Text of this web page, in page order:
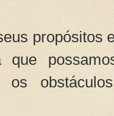
propósitos
que
os